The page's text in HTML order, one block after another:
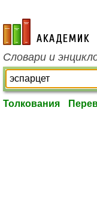
academic.ru
Словари и
Толкования